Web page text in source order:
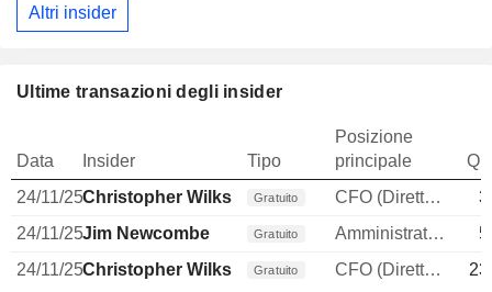
Altri insider
Ultime transazioni degli insider
Data Insider Tipo
Posizione
principale
24/11/25Christopher Wilks Gratuito CFO (Direttore finanziario)
24/11/25Jim Newcombe Gratuito Amministratore delegato
24/11/25Christopher Wilks Gratuito CFO (Direttore finanziario)